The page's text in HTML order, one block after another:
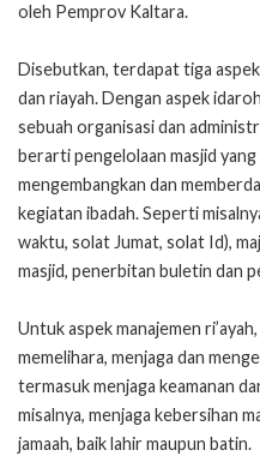
oleh Pemprov Kaltara.
Disebutkan, terdapat tiga
dan riayah. Dengan aspek
sebuah organisasi dan
berarti pengelolaan masjid
mengembangkan dan
kegiatan ibadah. Seperti
waktu, solat Jumat, solat Id),
masjid, penerbitan buletin dan
Untuk aspek manajemen
memelihara, menjaga dan
termasuk menjaga keamanan
misalnya, menjaga kebersihan
jamaah, baik lahir maupun batin.